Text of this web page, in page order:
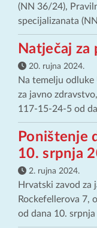
(NN 36/24),
specijalizanata
Natječaj za
20. rujna 2024.
Na temelju
za javno
117-15-24-5 od
Poništenje
10. srpnja
2. rujna 2024.
Hrvatski zavod za
Rockefellerova 7,
od dana 10.